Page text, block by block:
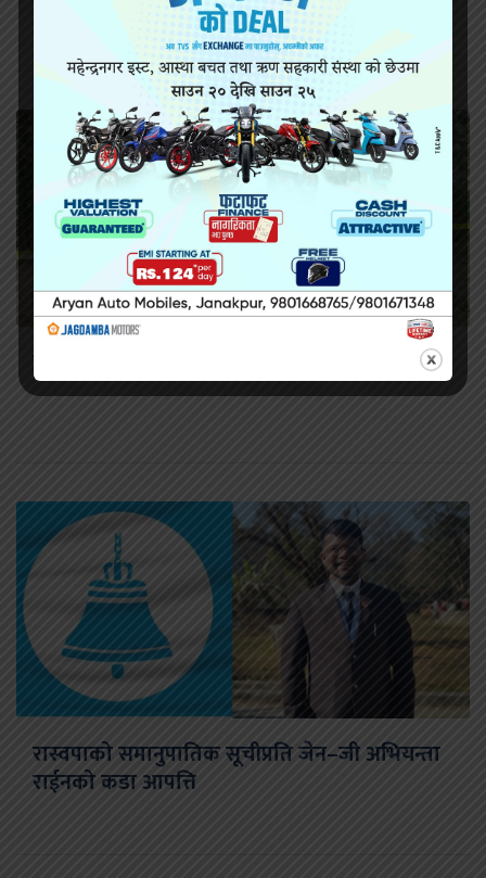
रास्वपाको समानुपातिक सूचीप्रति जेन–जी अभियन्ता
राईनको कडा आपत्ति